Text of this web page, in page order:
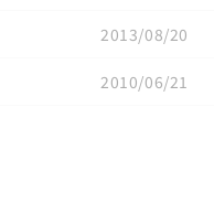
2013/08/20
2010/06/21